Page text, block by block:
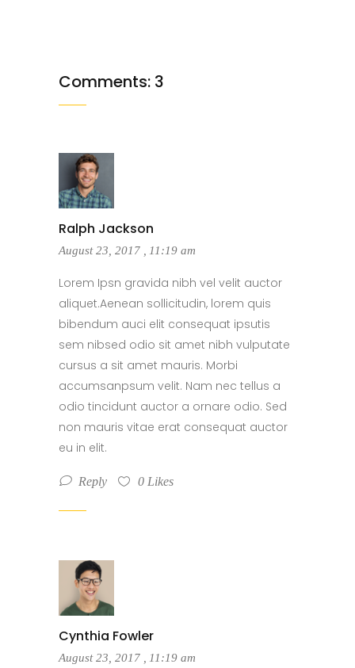
Comments: 3
Ralph Jackson
August 23, 2017 11:19 am
Lorem Ipsn gravida nibh vel velit auctor
aliquet.Aenean sollicitudin, lorem quis
bibendum auci elit consequat ipsutis
sem nibsed odio sit amet nibh vulputate
cursus a sit amet mauris. Morbi
accumsanpsum velit. Nam nec tellus a
odio tincidunt auctor a ornare odio. Sed
non mauris vitae erat consequat auctor
eu in elit.
Reply 0 Likes
Cynthia Fowler
August 23, 2017 , 11:19 am